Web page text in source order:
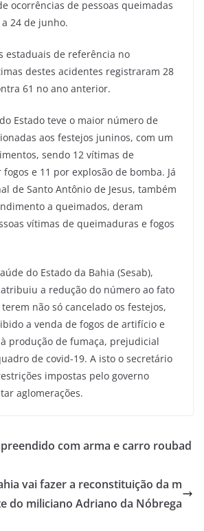
ocorrências de pessoas queimadas
24 de junho.
estaduais de referência no
destes acidentes registraram 28
61 no ano anterior.
Estado teve o maior número de
aos festejos juninos, com um
sendo 12 vítimas de
e 11 por explosão de bomba. Já
de Santo Antônio de Jesus, também
a queimados, deram
vítimas de queimaduras e fogos
do Estado da Bahia (Sesab),
atribuiu a redução do número ao fato
não só cancelado os festejos,
a venda de fogos de artifício e
produção de fumaça, prejudicial
de covid-19. A isto o secretário
impostas pelo governo
aglomerações.
com arma e carro roubad
vai fazer a reconstituição da m
do miliciano Adriano da Nóbrega